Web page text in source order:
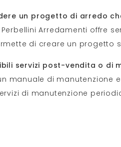
un progetto di arredo
Arredamenti offre
di creare un progetto
servizi post-vendita o di
manuale di
di manutenzione